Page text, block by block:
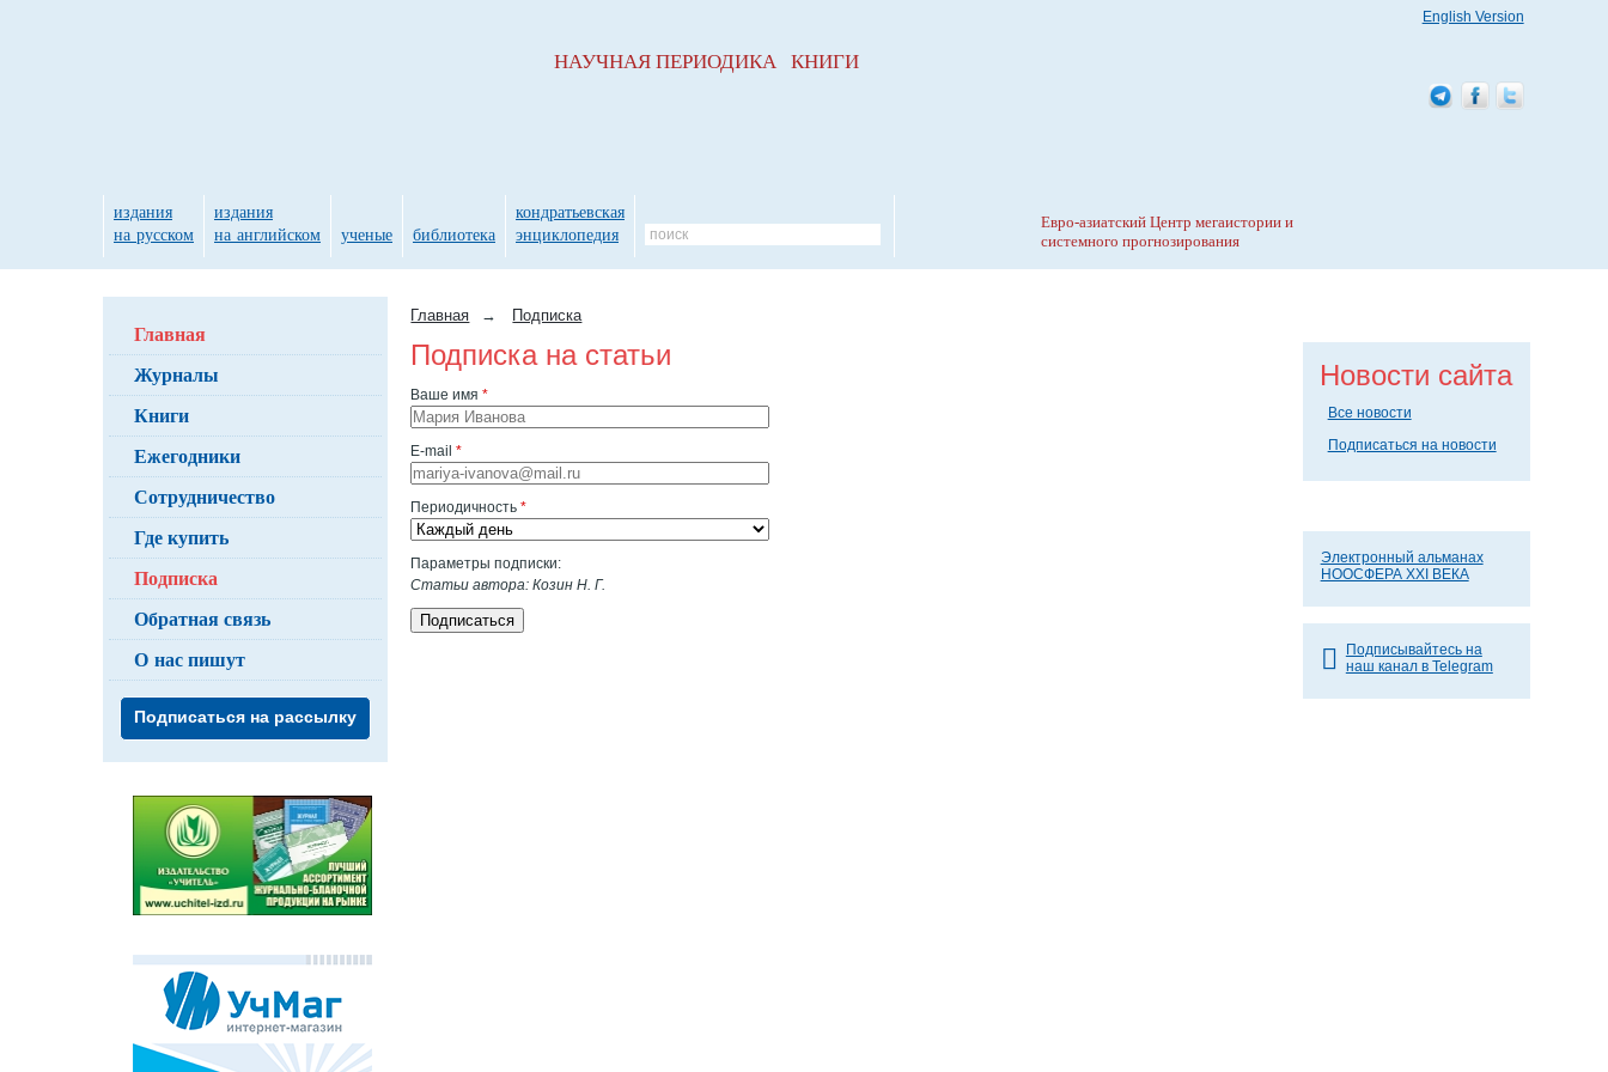
Главная → Подписка
Подписка на статьи
Ваше имя*
E-mail*
Периодичность*
Параметры подписки:
Статьи автора: Козин Н. Г.
Подписаться
Главная
Журналы
Книги
Ежегодники
Сотрудничество
Где купить
Подписка
Обратная связь
О нас пишут
Подписаться на рассылку
Новости сайта
Все новости
Подписаться на новости
Электронный альманах
НООСФЕРА XXI ВЕКА
Подписывайтесь на
наш канал в Telegram
НАУЧНАЯ ПЕРИОДИКА КНИГИ
издания
на русском
издания
на английском
ученые библиотека
кондратьевская
энциклопедия
Евро-азиатский Центр мегаистории и
системного прогнозирования
English Version